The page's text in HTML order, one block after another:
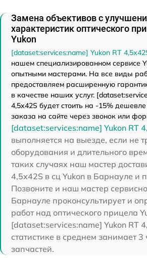
Замена объективов с
характеристик оптического
Yukon
[dataset:services:name] Yukon RT
нашем специализированном сервисе
опытными мастерами. На все виды
предоставляем расширенную
в качестве наших услуг.
4,5х42S будет стоить на -15%
заказа на сайте через звонок или
[dataset:services:name] Yukon RT
выполняется на выезде, если не
оборудования и длительного
таких случаях наш мастер
4,5х42S в сц Yukon в Барнауле и
Позвоните и наш мастер
Барнауле проконсультирует и
работ над оптического прицела
[dataset:services:name] Yukon RT
статистике в среднем занимает
запчастей.